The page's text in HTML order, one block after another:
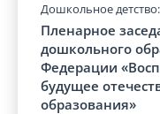
Дошкольное
Пленарное
дошкольного
Федерации
будущее
образования»